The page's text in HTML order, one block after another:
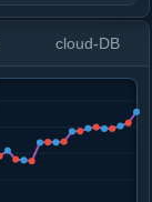
cloud-DB